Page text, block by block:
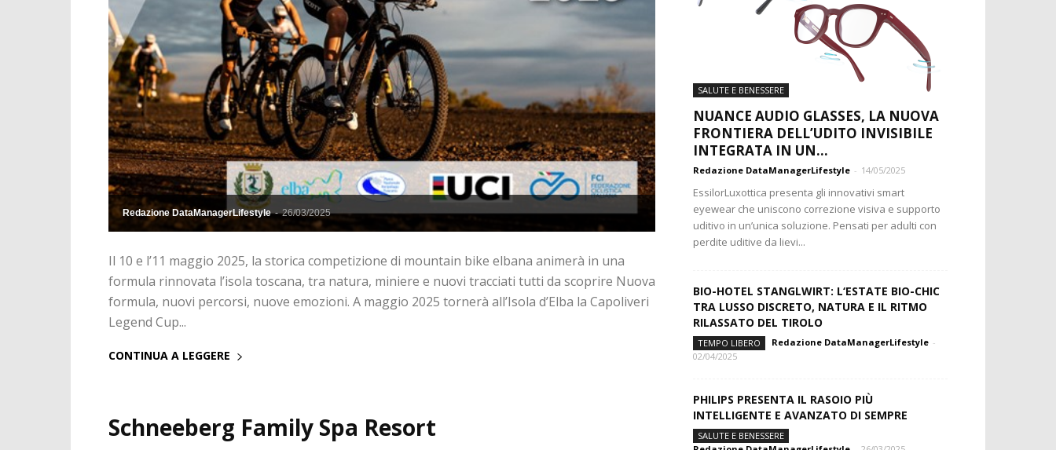
Redazione DataManagerLifestyle - 26/03/2025
Il 10 e l’11 maggio 2025, la storica competizione di mountain bike elbana animerà in una
formula rinnovata l’isola toscana, tra natura, miniere e nuovi tracciati tutti da scoprire Nuova
formula, nuovi percorsi, nuove emozioni. A maggio 2025 tornerà all’Isola d’Elba la Capoliveri
Legend Cup...
CONTINUA A LEGGERE
Schneeberg Family Spa Resort
SALUTE E BENESSERE
NUANCE AUDIO GLASSES, LA NUOVA
FRONTIERA DELL’UDITO INVISIBILE
INTEGRATA IN UN...
Redazione DataManagerLifestyle - 14/05/2025
EssilorLuxottica presenta gli innovativi smart
eyewear che uniscono correzione visiva e supporto
uditivo in un’unica soluzione. Pensati per adulti con
perdite uditive da lievi...
BIO-HOTEL STANGLWIRT: L‘ESTATE BIO-CHIC
TRA LUSSO DISCRETO, NATURA E IL RITMO
RILASSATO DEL TIROLO
TEMPO LIBERO Redazione DataManagerLifestyle -
02/04/2025
PHILIPS PRESENTA IL RASOIO PIÙ
INTELLIGENTE E AVANZATO DI SEMPRE
SALUTE E BENESSERE